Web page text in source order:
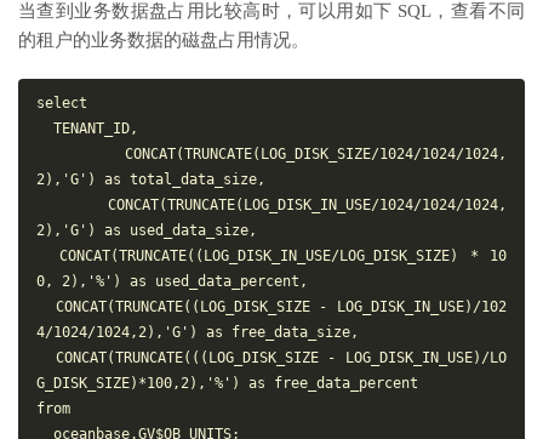
当查到业务数据盘占用比较高时，可以用如下 SQL，查看不同
的租户的业务数据的磁盘占用情况。
select
TENANT_ID,
CONCAT(TRUNCATE(LOG_DISK_SIZE/1024/1024/1024,
2),'G') as total_data_size,
CONCAT(TRUNCATE(LOG_DISK_IN_USE/1024/1024/1024,
2),'G') as used_data_size,
CONCAT(TRUNCATE((LOG_DISK_IN_USE/LOG_DISK_SIZE) * 10
0, 2),'%') as used_data_percent,
CONCAT(TRUNCATE((LOG_DISK_SIZE - LOG_DISK_IN_USE)/102
4/1024/1024,2),'G') as free_data_size,
CONCAT(TRUNCATE(((LOG_DISK_SIZE - LOG_DISK_IN_USE)/LO
G_DISK_SIZE)*100,2),'%') as free_data_percent
from